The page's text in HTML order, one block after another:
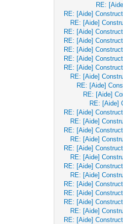
RE:
RE: [Aide]
RE: [Aide]
RE: [Aide]
RE: [Aide]
RE: [Aide]
RE: [Aide]
RE: [Aide]
RE: [Aide]
RE: [Aide]
RE: [Aide]
RE: [Aide]
RE: [Aide]
RE: [Aide]
RE: [Aide]
RE: [Aide]
RE: [Aide]
RE: [Aide]
RE: [Aide]
RE: [Aide]
RE: [Aide]
RE: [Aide]
RE: [Aide]
RE: [Aide]
RE: [Aide]